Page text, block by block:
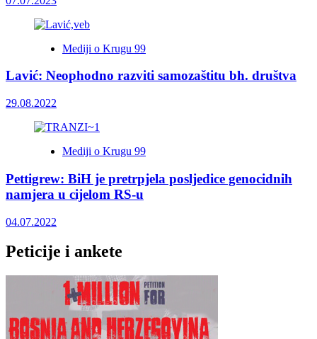
Mediji o Krugu 99
Lavić: Neophodno razviti samozaštitu bh. društva
29.08.2022
Mediji o Krugu 99
Pettigrew: BiH je pretrpjela posljedice genocidnih
namjera u cijelom RS-u
04.07.2022
Peticije i ankete